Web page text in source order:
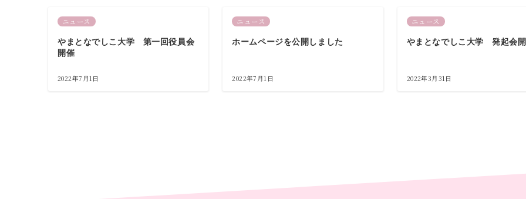
ニュース
やまとなでしこ大学 第一回役員会
開催
2022年7月1日
ニュース
ホームページを公開しました
2022年7月1日
ニュース
やまとなでしこ大学 発起会
2022年3月31日